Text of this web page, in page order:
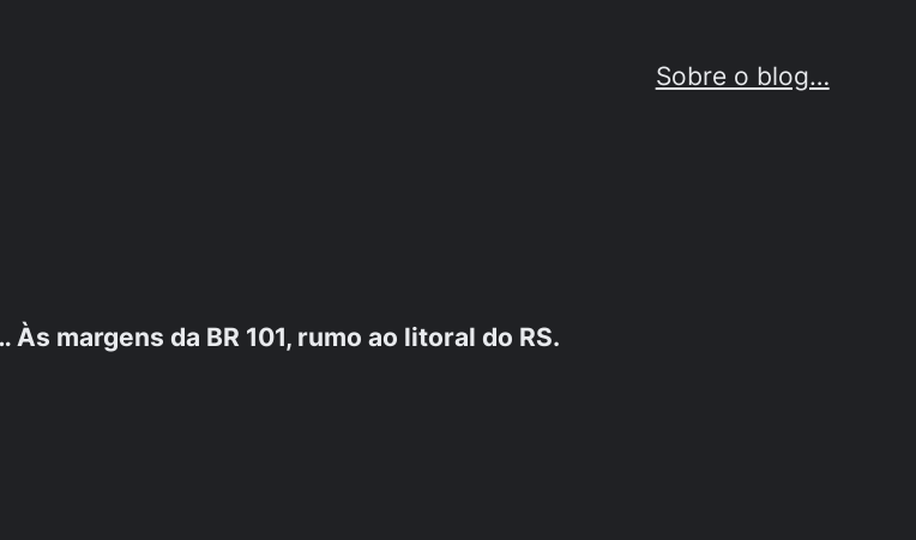
Sobre o blog…
margens da BR 101, rumo ao litoral do RS.